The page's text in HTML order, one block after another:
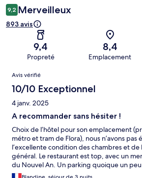
9,2 Merveilleux
893 avis
9,4
Propreté
8,4
Emplacement
Avis
Avis vérifié
10/10 Exceptionnel
4 janv. 2025
A recommander sans hésiter !
Choix de l’hôtel pour son emplacement
métro et tram de Flora), nous n’avons pas
l’excellente condition des chambres et de
général. Le restaurant est top, avec un
du Nouvel An. Un parking quoique un
ne pouvons pas tout avoir…